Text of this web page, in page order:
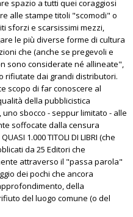
spazio a tutti quei coraggiosi
alle stampe titoli "scomodi" o
sforzi e scarsissimi mezzi,
le più diverse forme di cultura
che (anche se pregevoli e
sono considerate né allineate",
rifiutate dai grandi distributori.
scopo di far conoscere al
della pubblicistica
sbocco - seppur limitato - alle
soffocate dalla censura
1.000 TITOLI DI LIBRI (che
da 25 Editori che
attraverso il "passa parola"
dei pochi che ancora
della
del luogo comune (o del